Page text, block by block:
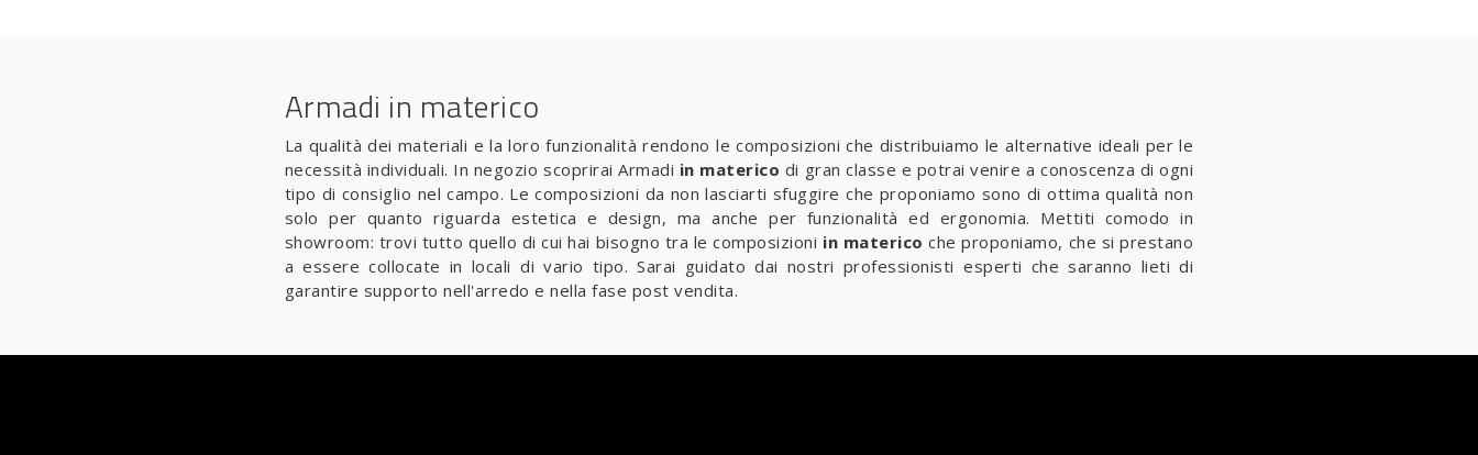
Armadi in materico
La qualità dei materiali e la loro funzionalità rendono le composizioni che distribuiamo le alternative ideali per le
necessità individuali. In negozio scoprirai Armadi in materico di gran classe e potrai venire a conoscenza di ogni
tipo di consiglio nel campo. Le composizioni da non lasciarti sfuggire che proponiamo sono di ottima qualità non
solo per quanto riguarda estetica e design, ma anche per funzionalità ed ergonomia. Mettiti comodo in
showroom: trovi tutto quello di cui hai bisogno tra le composizioni in materico che proponiamo, che si prestano
a essere collocate in locali di vario tipo. Sarai guidato dai nostri professionisti esperti che saranno lieti di
garantire supporto nell'arredo e nella fase post vendita.